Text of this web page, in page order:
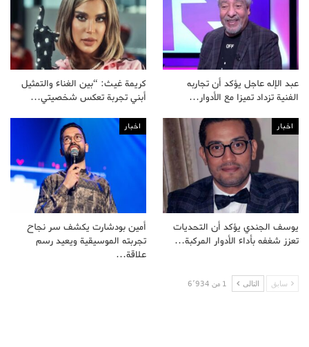
عبد الإله عاجل يؤكد أن تجاربه
الفنية تزداد تميزا مع الأدوار…
كريمة غيث: “بين الغناء والتمثيل
أبني تجربة تعكس شخصيتي…
اخبار
يوسف الجندي يؤكد أن التحديات
تعزز شغفه بأداء الأدوار المركبة…
اخبار
أمين بودشارت يكشف سر نجاح
تجربته الموسيقية ويعيد رسم
علاقة…
سابق التالى 1 من 6٬934